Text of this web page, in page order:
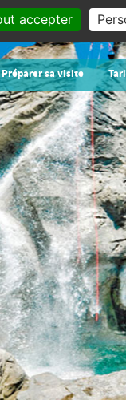
Préparer sa visite
accepter